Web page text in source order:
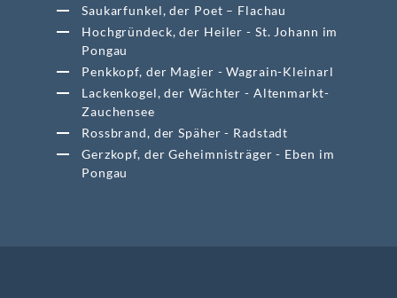
Saukarfunkel, der Poet – Flachau
Hochgründeck, der Heiler - St. Johann im
Pongau
Penkkopf, der Magier - Wagrain-Kleinarl
Lackenkogel, der Wächter - Altenmarkt-
Zauchensee
Rossbrand, der Späher - Radstadt
Gerzkopf, der Geheimnisträger - Eben im
Pongau